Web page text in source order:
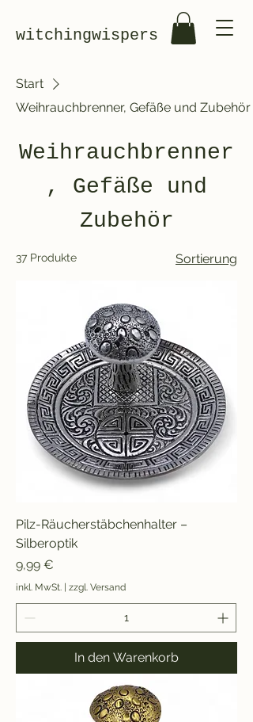
witchingwispers
Start
Weihrauchbrenner, Gefäße und Zubehör
Weihrauchbrenner
, Gefäße und
Zubehör
37 Produkte Sortierung
Pilz-Räucherstäbchenhalter –
Silberoptik
Preis
9,99 €
inkl. MwSt. | zzgl. Versand
In den Warenkorb